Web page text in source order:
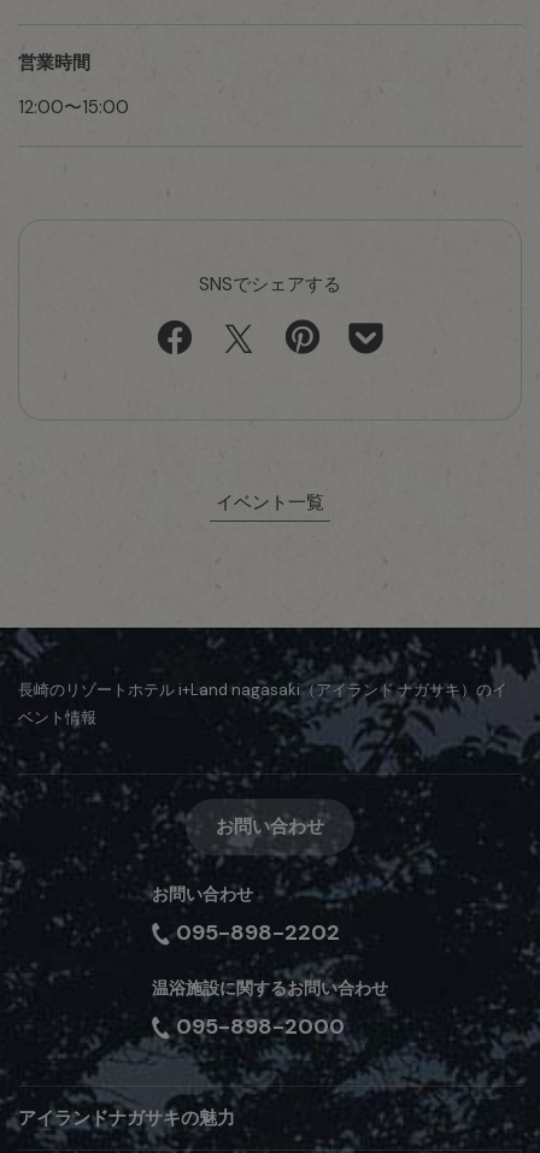
営業時間
12:00〜15:00
SNSでシェアする
イベント一覧
長崎のリゾートホテル i+Land nagasaki（アイランド ナガサキ）のイ
ベント情報
お問い合わせ
お問い合わせ
095-898-2202
温浴施設に関するお問い合わせ
095-898-2000
アイランドナガサキの魅力